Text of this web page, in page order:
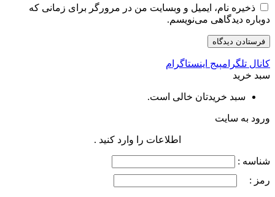
ذخیره نام، ایمیل و وبسایت من در مرورگر برای زمانی که
دوباره دیدگاهی می‌نویسم.
کانال تلگرامپیج اینستاگرام
سبد خرید
سبد خریدتان خالی است.
ورود به سایت
اطلاعات را وارد کنید .
شناسه :
رمز :